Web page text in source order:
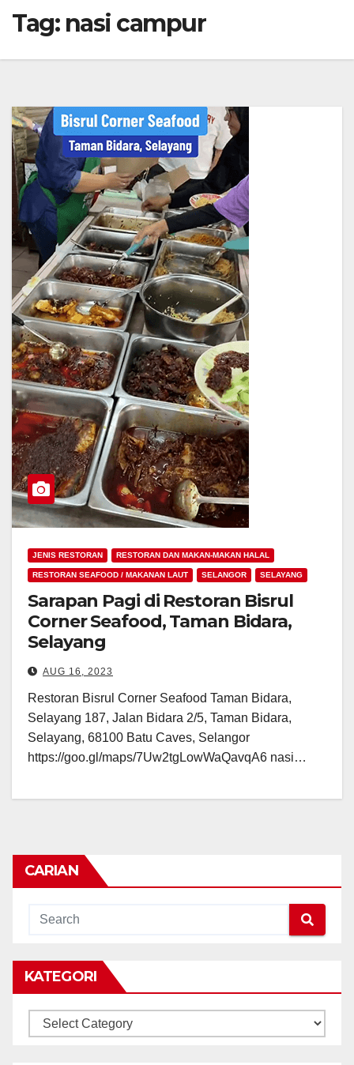
Tag: nasi campur
JENIS RESTORAN RESTORAN DAN MAKAN-MAKAN HALAL
RESTORAN SEAFOOD / MAKANAN LAUT SELANGOR SELAYANG
Sarapan Pagi di Restoran Bisrul
Corner Seafood, Taman Bidara,
Selayang
AUG 16, 2023
Restoran Bisrul Corner Seafood Taman Bidara,
Selayang 187, Jalan Bidara 2/5, Taman Bidara,
Selayang, 68100 Batu Caves, Selangor
https://goo.gl/maps/7Uw2tgLowWaQavqA6 nasi…
CARIAN
KATEGORI
KATEGORI